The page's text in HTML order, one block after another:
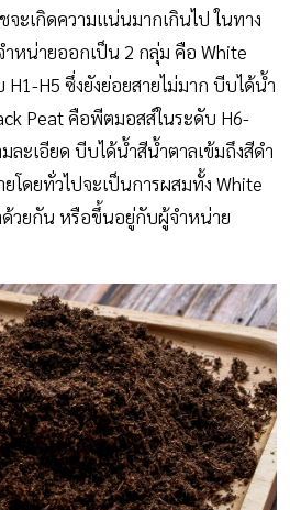
ะเกิดความแน่นมากเกินไป ในทาง
หน่ายออกเป็น 2 กลุ่ม คือ White
H5 ซึ่งยังย่อยสายไม่มาก บีบได้น้ำ
Peat คือพีตมอสส์ในระดับ H6-
ละเอียด บีบได้น้ำสีน้ำตาลเข้มถึงสีดำ
ดยทั่วไปจะเป็นการผสมทั้ง White
ด้วยกัน หรือขึ้นอยู่กับผู้จำหน่าย